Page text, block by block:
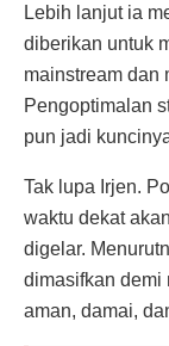
Lebih lanjut ia
diberikan untuk
mainstream dan
Pengoptimalan
pun jadi
Tak lupa Irjen.
waktu dekat
digelar.
dimasifkan demi
aman, damai,